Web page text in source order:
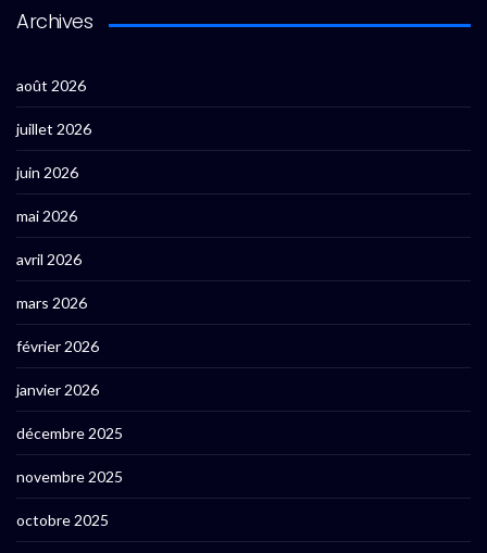
Archives
août 2026
juillet 2026
juin 2026
mai 2026
avril 2026
mars 2026
février 2026
janvier 2026
décembre 2025
novembre 2025
octobre 2025